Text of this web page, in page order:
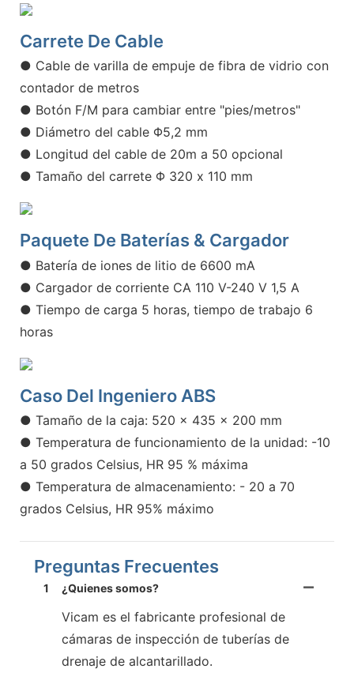
Carrete De Cable
● Cable de varilla de empuje de fibra de vidrio con
contador de metros
● Botón F/M para cambiar entre "pies/metros"
● Diámetro del cable Φ5,2 mm
● Longitud del cable de 20m a 50 opcional
● Tamaño del carrete Φ 320 x 110 mm
Paquete De Baterías & Cargador
● Batería de iones de litio de 6600 mA
● Cargador de corriente CA 110 V-240 V 1,5 A
● Tiempo de carga 5 horas, tiempo de trabajo 6
horas
Caso Del Ingeniero ABS
● Tamaño de la caja: 520 x 435 x 200 mm
● Temperatura de funcionamiento de la unidad: -10
a 50 grados Celsius, HR 95 % máxima
● Temperatura de almacenamiento: - 20 a 70
grados Celsius, HR 95% máximo
Preguntas Frecuentes
1 ¿Quienes somos?
Vicam es el fabricante profesional de
cámaras de inspección de tuberías de
drenaje de alcantarillado.